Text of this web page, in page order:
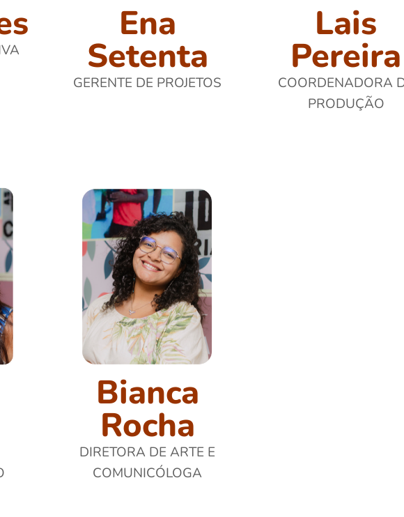
Ena
Setenta
GERENTE DE PROJETOS
Lais
Pereira
COORDENADORA
PRODUÇÃO
Bianca
Rocha
DIRETORA DE ARTE E
COMUNICÓLOGA